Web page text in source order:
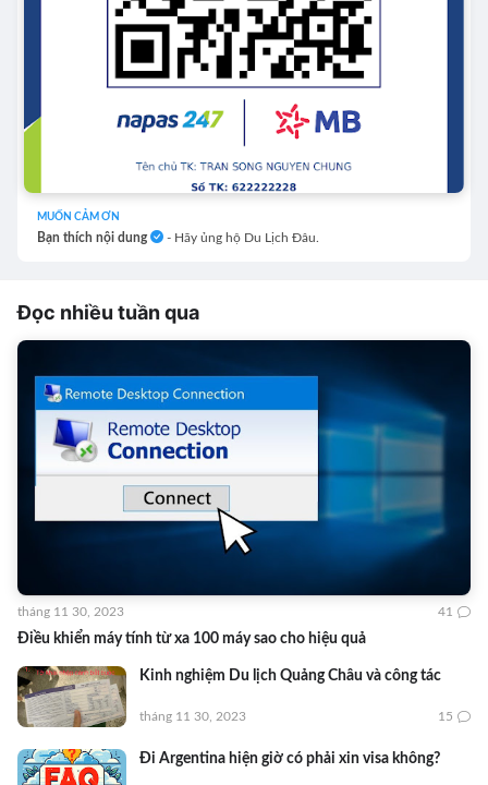
MUỐN CẢM ƠN
Bạn thích nội dung - Hãy ủng hộ Du Lịch Đâu.
Đọc nhiều tuần qua
Điều khiển máy tính từ xa 100 máy sao cho hiệu quả
tháng 11 30, 2023 41
Kinh nghiệm Du lịch Quảng Châu và công tác
tháng 11 30, 2023 15
Đi Argentina hiện giờ có phải xin visa không?